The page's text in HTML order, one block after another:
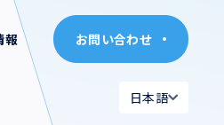
お問い合わせ
日本語
報 お問い合わせ
日本語